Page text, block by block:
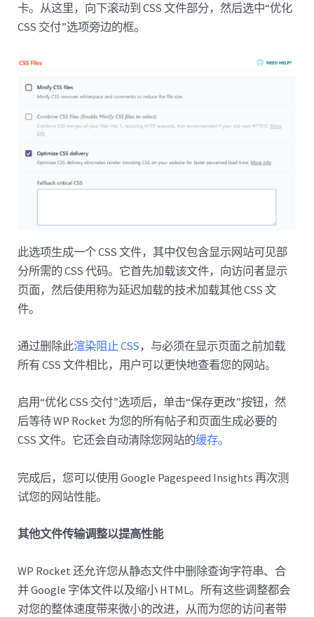
卡。从这里，向下滚动到 CSS 文件部分，然后选中“优化
CSS 交付”选项旁边的框。
此选项生成一个 CSS 文件，其中仅包含显示网站可见部
分所需的 CSS 代码。它首先加载该文件，向访问者显示
页面，然后使用称为延迟加载的技术加载其他 CSS 文
件。
通过删除此渲染阻止 CSS ，与必须在显示页面之前加载
所有 CSS 文件相比，用户可以更快地查看您的网站。
启用“优化 CSS 交付”选项后，单击“保存更改”按钮，然
后等待 WP Rocket 为您的所有帖子和页面生成必要的
CSS 文件。它还会自动清除您网站的缓存。
完成后，您可以使用 Google Pagespeed Insights 再次测
试您的网站性能。
其他文件传输调整以提高性能
WP Rocket 还允许您从静态文件中删除查询字符串、合
并 Google 字体文件以及缩小 HTML。所有这些调整都会
对您的整体速度带来微小的改进，从而为您的访问者带